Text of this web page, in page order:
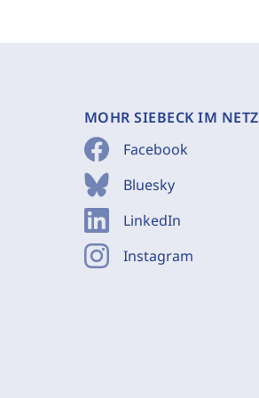
MOHR SIEBECK IM NETZ
Facebook
Bluesky
LinkedIn
Instagram